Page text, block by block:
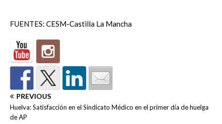
FUENTES: CESM-Castilla La Mancha
PREVIOUS
Huelva: Satisfacción en el Sindicato Médico en el primer día de huelga
de AP